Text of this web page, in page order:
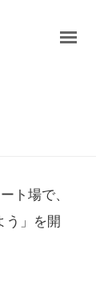
ト場で、
う」を開